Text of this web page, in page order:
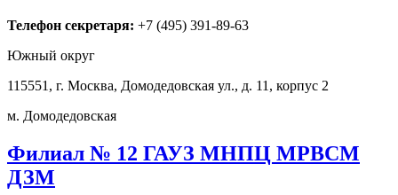
Телефон секретаря: +7 (495) 391-89-63
Южный округ
115551, г. Москва, Домодедовская ул., д. 11, корпус 2
м. Домодедовская
Филиал № 12 ГАУЗ МНПЦ МРВСМ
ДЗМ